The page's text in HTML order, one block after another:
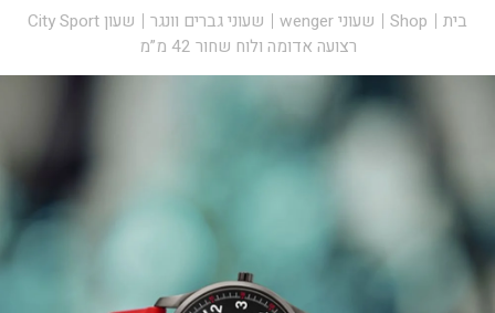
בית Shop שעוני wenger שעוני גברים וונגר
שעון City Sport
רצועה אדומה ולוח שחור 42 מ”מ